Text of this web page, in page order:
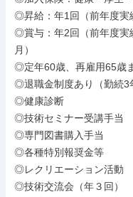
◎昇給：年1回（前年度実
◎賞与：年2回（前年度実
月）
◎定年60歳、再雇用65歳
◎退職金制度あり（勤続3
◎健康診断
◎技術セミナー受講手当
◎専門図書購入手当
◎各種特別報奨金等
◎レクリエーション活動
◎技術交流会（年３回）